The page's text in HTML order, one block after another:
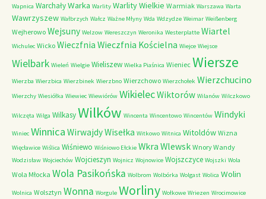
Wapnica WarchałyWarka Warlity Warlity Wielkie Warmiak Warszawa Warta
Wawrzyszew Wałbrzych Wałcz Ważne Młyny Wda Wdzydze Weimar Weißenberg
Wejherowo Wejsuny Welzow Wereszczyn Weronika Westerplatte Wiartel
Wichulec Wicko Wieczfnia Wieczfnia Kościelna Wiejce Wiejsce
Wielbark Wieleń Wielgie Wieliszew Wielka Piaśnica Wieniec Wiersze
Wierzba Wierzbica Wierzbinek Wierzbno Wierzchowo Wierzchołek Wierzchucino
Wierzchy Wiesiółka Wiewiec Wiewiórów WikielecWiktorów Wilanów Wilczkowo
Wilczęta Wilga WilkasyWilków Wincenta Wincentowo Wincentów Windyki
Winiec Winnica WirwajdyWisełka Witkowo Witnica Witoldów Wizna
Więcławice Wiślica Wiśniewo Wiśniowo Ełckie Wkra Wlewsk Wnory Wandy
Wodzisław Wojciechów Wojcieszyn Wojnicz Wojnowice Wojszczyce Wojszki Wola
Wola Młocka Wola Pasikońska Wolbrom Wolbórka Wolgast Wolica Wolin
Wolnica Wolsztyn Wonna Worgule Worliny Wołkowe Wriezen Wrocimowice